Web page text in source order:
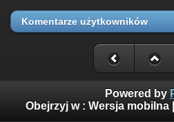
Komentarze użytkowników
Powered by
Obejrzyj w : Wersja mobilna|